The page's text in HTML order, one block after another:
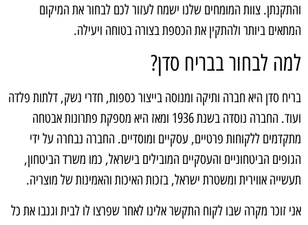
והתקנתן. צוות המומחים שלנו ישמח לעזור לכם לבחור את המיקום
המתאים ביותר ולהתקין את הכספת בצורה בטוחה ויעילה.
למה לבחור בבריח סדן?
בריח סדן היא חברה ותיקה ומנוסה בייצור כספות, חדרי נשק, דלתות פלדה
ועוד. החברה נוסדה בשנת 1936 ומאז היא מספקת פתרונות אבטחה
מתקדמים ללקוחות פרטיים, עסקיים ומוסדיים. החברה נבחרה על ידי
הגופים הביטחוניים והעסקיים המובילים בישראל, כמו משרד הביטחון,
תעשייה אווירית ומשטרת ישראל, בזכות האיכות והאמינות של מוצריה.
אני זוכר מקרה שבו לקוח התקשר אלינו לאחר שפרצו לו לבית וגנבו את כל